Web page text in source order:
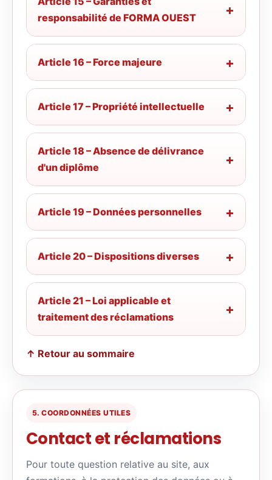
responsabilité de FORMA OUEST
Article 16 – Force majeure
Article 17 – Propriété intellectuelle
Article 18 – Absence de délivrance
d'un diplôme
Article 19 – Données personnelles
Article 20 – Dispositions diverses
Article 21 – Loi applicable et
traitement des réclamations
↑ Retour au sommaire
5. COORDONNÉES UTILES
Contact et réclamations
Pour toute question relative au site, aux